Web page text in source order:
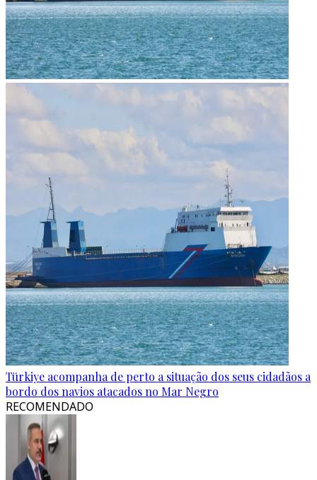
Türkiye acompanha de perto a situação dos seus cidadãos a
bordo dos navios atacados no Mar Negro
RECOMENDADO